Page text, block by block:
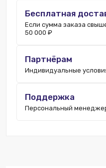
Бесплатная
Если сумма заказа
50 000 ₽
Партнёрам
Индивидуальные
Поддержка
Персональный